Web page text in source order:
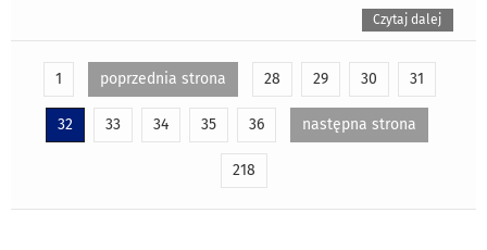
Czytaj dalej
1 poprzednia strona 28 29 30 31
32 33 34 35 36 następna strona
218